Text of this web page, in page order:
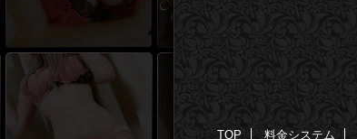
TOP 料金システム